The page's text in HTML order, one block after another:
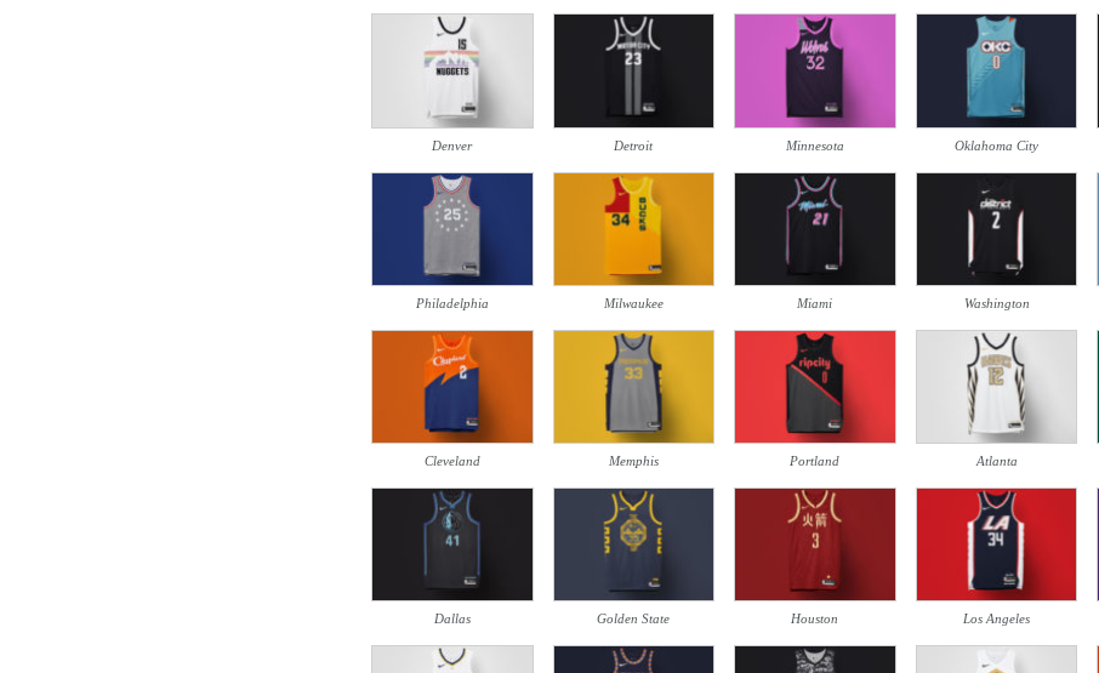
Denver Detroit Minnesota Oklahoma City
Philadelphia Milwaukee Miami Washington
Cleveland Memphis Portland Atlanta
Dallas Golden State Houston Los Angeles